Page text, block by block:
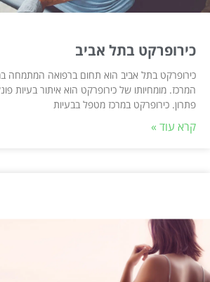
כירופרקט בתל אביב
כירופרקט בתל אביב הוא תחום ברפואה המתמחה
המרכז. מומחיותו של כירופרקט הוא איתור בעיות
פתרון. כירופרקט במרכז מטפל בבעיות
קרא עוד »